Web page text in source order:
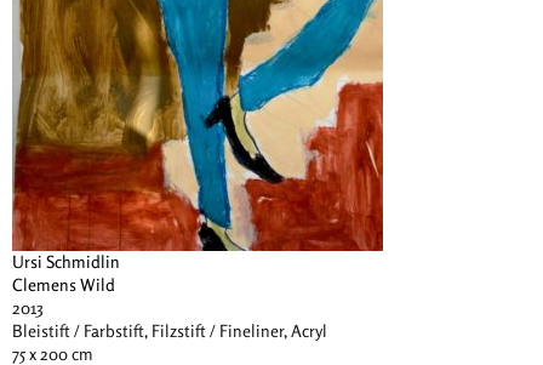
Ursi Schmidlin
Clemens Wild
2013
Bleistift / Farbstift, Filzstift / Fineliner, Acryl
75 x 200 cm